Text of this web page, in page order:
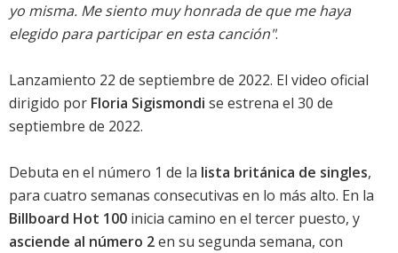
yo misma. Me siento muy honrada de que me haya
elegido para participar en esta canción".
Lanzamiento 22 de septiembre de 2022. El video oficial
dirigido por Floria Sigismondi se estrena el 30 de
septiembre de 2022.
Debuta en el número 1 de la lista británica de singles,
para cuatro semanas consecutivas en lo más alto. En la
Billboard Hot 100 inicia camino en el tercer puesto, y
asciende al número 2en su segunda semana, con